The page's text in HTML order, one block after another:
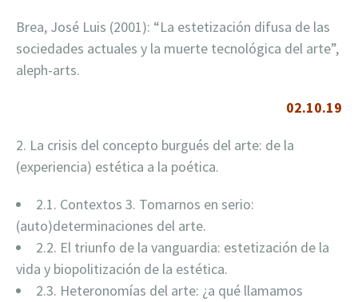
Brea, José Luis (2001): “La estetización difusa de las
sociedades actuales y la muerte tecnológica del arte”,
aleph-arts.
02.10.19
2. La crisis del concepto burgués del arte: de la
(experiencia) estética a la poética.
2.1. Contextos 3. Tomarnos en serio:
(auto)determinaciones del arte.
2.2. El triunfo de la vanguardia: estetización de la
vida y biopolitización de la estética.
2.3. Heteronomías del arte: ¿a qué llamamos